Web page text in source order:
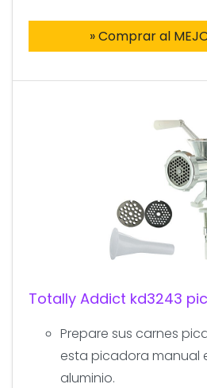
» Comprar al
Totally Addict kd3243
Prepare sus carnes
esta picadora manual
aluminio.